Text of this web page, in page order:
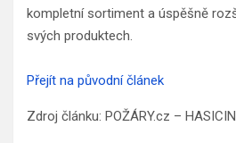
kompletní sortiment a úspěšně
svých produktech.
Přejít na původní článek
Zdroj článku: POŽÁRY.cz –